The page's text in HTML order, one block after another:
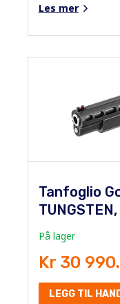
Les mer
Tanfoglio
På lager
Kr 30
LEGG TIL